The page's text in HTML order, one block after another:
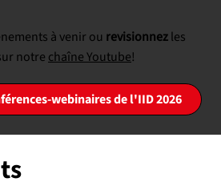
à venir ou revisionnezles
notre chaîne Youtube!
webinaires de l'IID 2026